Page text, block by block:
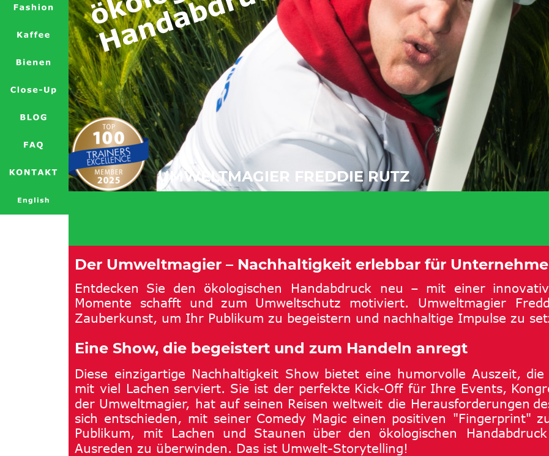
Der Umweltmagier – Nachhaltigkeit erlebbar für
Entdecken Sie den ökologischen Handabdruck neu – mit einer
Momente
schafft und zum Umweltschutz motiviert. Umweltmagier
Zauberkunst, um Ihr Publikum zu begeistern und nachhaltige Impulse zu
Eine Show, die begeistert und zum Handeln anregt
Diese einzigartige Nachhaltigkeit Show bietet eine humorvolle Auszeit, die
mit viel Lachen serviert. Sie ist der perfekte Kick-Off für Ihre Events,
der Umweltmagier, hat auf seinen Reisen weltweit die Herausforderungen
sich entschieden, mit seiner Comedy Magic einen positiven "Fingerprint"
Publikum,
mit Lachen und Staunen über den ökologischen Handabdruck
Ausreden zu überwinden. Das ist Umwelt-Storytelling!
UMWELTMAGIER FREDDIE RUTZ